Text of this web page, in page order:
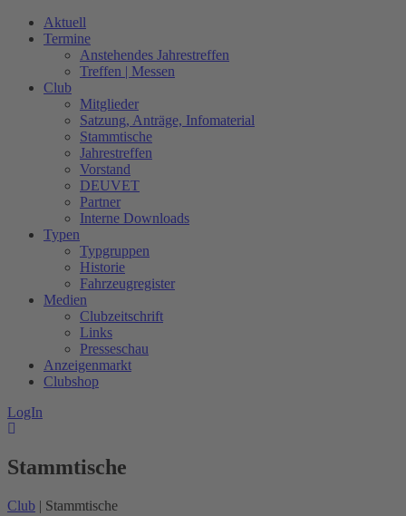
Aktuell
Termine
Anstehendes Jahrestreffen
Treffen | Messen
Club
Mitglieder
Satzung, Anträge, Infomaterial
Stammtische
Jahrestreffen
Vorstand
DEUVET
Partner
Interne Downloads
Typen
Typgruppen
Historie
Fahrzeugregister
Medien
Clubzeitschrift
Links
Presseschau
Anzeigenmarkt
Clubshop
LogIn
Stammtische
Club | Stammtische